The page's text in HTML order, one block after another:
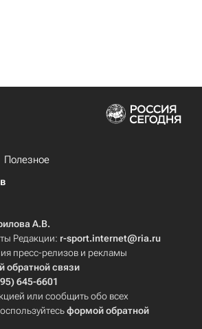
Полезное
А.В.
Редакции: r-sport.internet@ria.ru
пресс-релизов и рекламы
обратной связи
645-6601
или сообщить обо всех
формой обратной